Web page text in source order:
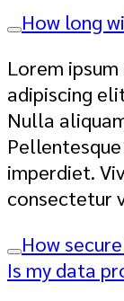
How long
Lorem
adipiscing
Nulla
imperdiet.
consectetur
How
Is my data